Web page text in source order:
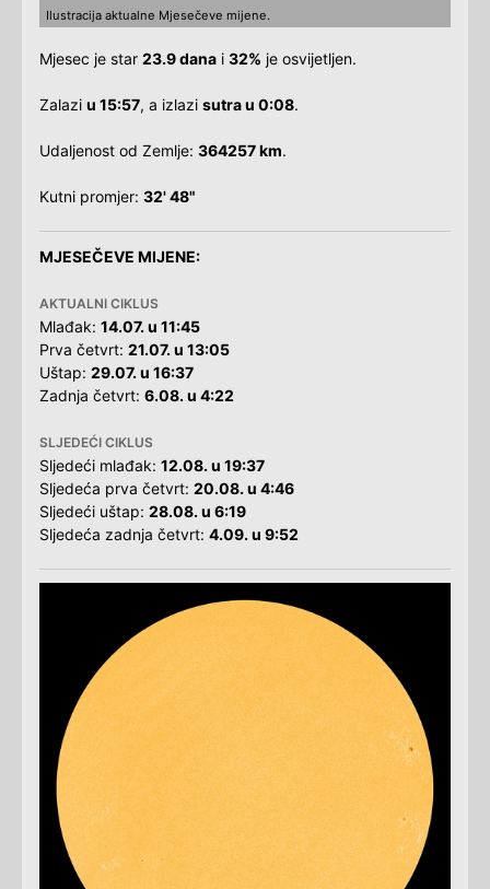
Ilustracija aktualne Mjesečeve mijene.
Mjesec je star 23.9 dana i 32% je osvijetljen.
Zalazi u 15:57, a izlazi sutra u 0:08.
Udaljenost od Zemlje: 364257 km.
Kutni promjer: 32' 48"
MJESEČEVE MIJENE:
AKTUALNI CIKLUS
Mlađak: 14.07. u 11:45
Prva četvrt: 21.07. u 13:05
Uštap: 29.07. u 16:37
Zadnja četvrt: 6.08. u 4:22
SLJEDEĆI CIKLUS
Sljedeći mlađak: 12.08. u 19:37
Sljedeća prva četvrt: 20.08. u 4:46
Sljedeći uštap: 28.08. u 6:19
Sljedeća zadnja četvrt: 4.09. u 9:52